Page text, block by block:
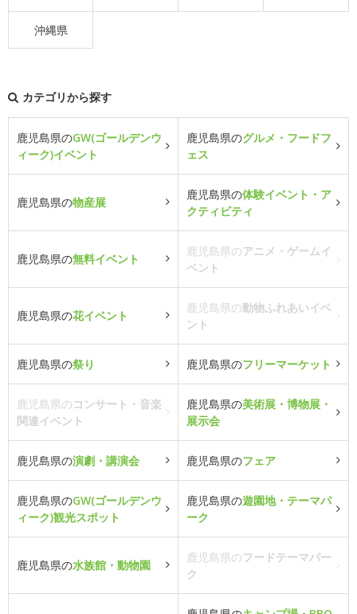
沖縄県
カテゴリから探す
鹿児島県のGW(ゴールデンウ
ィーク)イベント
鹿児島県のグルメ・フードフ
ェス
鹿児島県の物産展
鹿児島県の体験イベント・ア
クティビティ
鹿児島県の無料イベント
鹿児島県のアニメ・ゲームイ
ベント
鹿児島県の花イベント
鹿児島県の動物ふれあいイベ
ント
鹿児島県の祭り 鹿児島県のフリーマーケット
鹿児島県のコンサート・音楽
関連イベント
鹿児島県の美術展・博物展・
展示会
鹿児島県の演劇・講演会 鹿児島県のフェア
鹿児島県のGW(ゴールデンウ
ィーク)観光スポット
鹿児島県の遊園地・テーマパ
ーク
鹿児島県の水族館・動物園
鹿児島県のフードテーマパー
ク